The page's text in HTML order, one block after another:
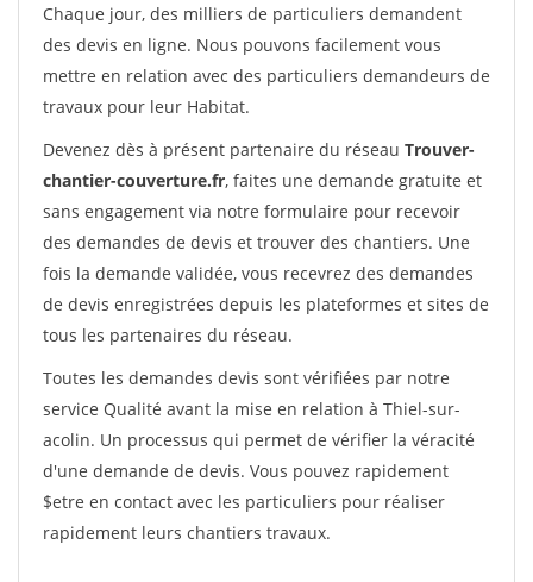
Chaque jour, des milliers de particuliers demandent
des devis en ligne. Nous pouvons facilement vous
mettre en relation avec des particuliers demandeurs de
travaux pour leur Habitat.
Devenez dès à présent partenaire du réseau Trouver-
chantier-couverture.fr, faites une demande gratuite et
sans engagement via notre formulaire pour recevoir
des demandes de devis et trouver des chantiers. Une
fois la demande validée, vous recevrez des demandes
de devis enregistrées depuis les plateformes et sites de
tous les partenaires du réseau.
Toutes les demandes devis sont vérifiées par notre
service Qualité avant la mise en relation à Thiel-sur-
acolin. Un processus qui permet de vérifier la véracité
d'une demande de devis. Vous pouvez rapidement
$etre en contact avec les particuliers pour réaliser
rapidement leurs chantiers travaux.